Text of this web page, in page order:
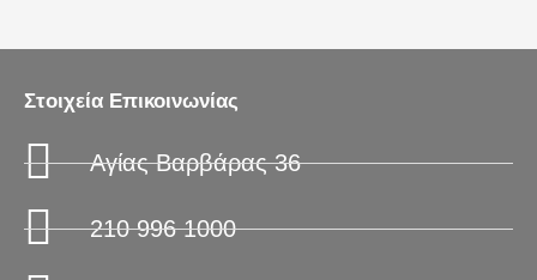
Στοιχεία Επικοινωνίας
Αγίας Βαρβάρας 36
210 996 1000